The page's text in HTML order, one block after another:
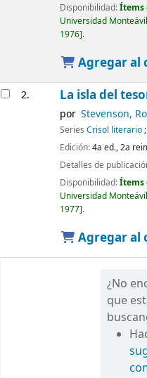
Disponibilidad:Ítems
Universidad
1976 .
Agregar al
2. La isla del
por Stevenson,
Series Crisol literario;
Edición:4a ed., 2a
Detalles de
Disponibilidad:Ítems
Universidad
1977 .
Agregar al
¿No
que